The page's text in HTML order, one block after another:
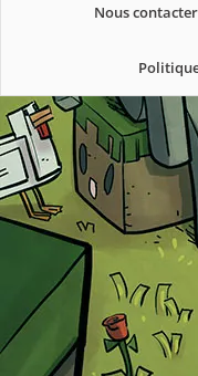
Nous contacter